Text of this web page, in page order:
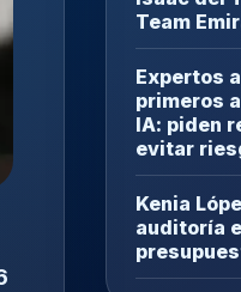
Team
Expertos
primeros
IA: piden
evitar
Kenia
auditoría